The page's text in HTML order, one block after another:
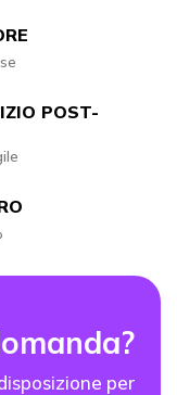
POST-
per